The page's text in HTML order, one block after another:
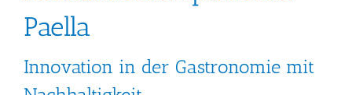
Paella
Innovation in der Gastronomie mit